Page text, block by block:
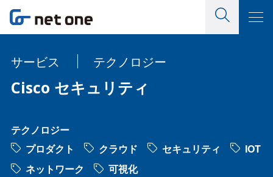
サービス テクノロジー
Cisco セキュリティ
テクノロジー
プロダクト
クラウド セキュリティ
IOT
ネットワーク
可視化